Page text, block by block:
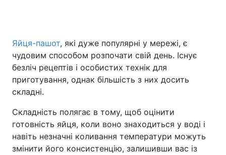
Головна Війна
Україна Політика
Економіка
Спорт Наука
Техно і зв'язок Лайт
Яйця-пашот, які дуже популярні у мережі, є
чудовим способом розпочати свій день. Існує
безліч рецептів і особистих технік для
приготування, однак більшість з них досить
складні.
Складність полягає в тому, щоб оцінити
готовність яйця, коли воно знаходиться у воді і
навіть незначні коливання температури можуть
змінити його консистенцію, залишивши вас із